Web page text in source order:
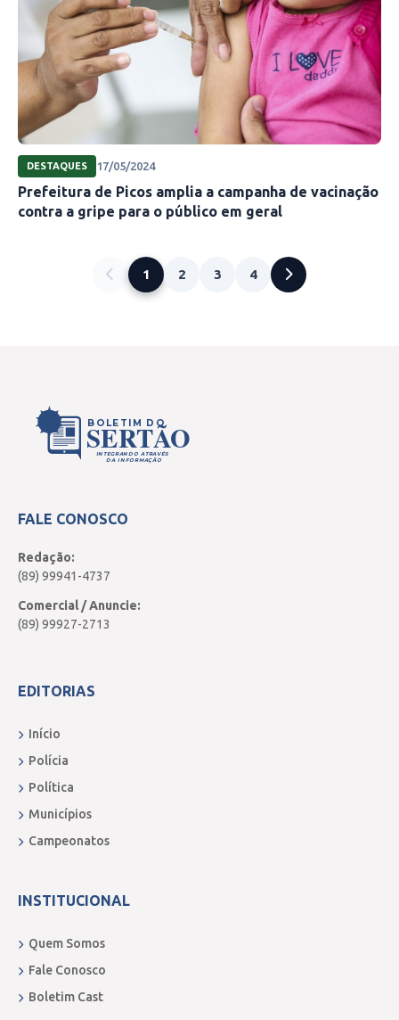
DESTAQUES 17/05/2024
Prefeitura de Picos amplia a campanha de vacinação
contra a gripe para o público em geral
1 2 3 4
BOLETIM DO
SERTÃO
INTEGRANDO ATRAVÉS
DA INFORMAÇÃO
FALE CONOSCO
Redação:
(89) 99941-4737
Comercial / Anuncie:
(89) 99927-2713
EDITORIAS
Início
Polícia
Política
Municípios
Campeonatos
INSTITUCIONAL
Quem Somos
Fale Conosco
Boletim Cast